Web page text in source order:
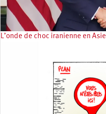
L’onde de choc iranienne en Asie